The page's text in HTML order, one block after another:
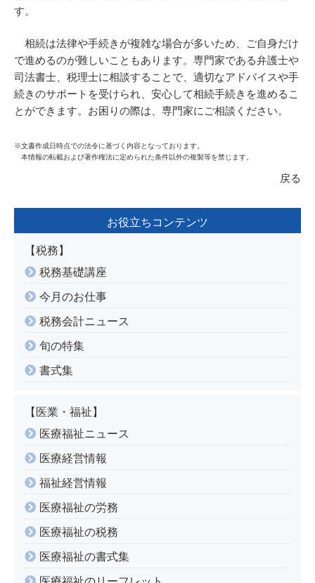
す。
相続は法律や手続きが複雑な場合が多いため、ご自身だけ
で進めるのが難しいこともあります。専門家である弁護士や
司法書士、税理士に相談することで、適切なアドバイスや手
続きのサポートを受けられ、安心して相続手続きを進めるこ
とができます。お困りの際は、専門家にご相談ください。
※文書作成日時点での法令に基づく内容となっております。
本情報の転載および著作権法に定められた条件以外の複製等を禁じます。
戻る
お役立ちコンテンツ
【税務】
税務基礎講座
今月のお仕事
税務会計ニュース
旬の特集
書式集
【医業・福祉】
医療福祉ニュース
医療経営情報
福祉経営情報
医療福祉の労務
医療福祉の税務
医療福祉の書式集